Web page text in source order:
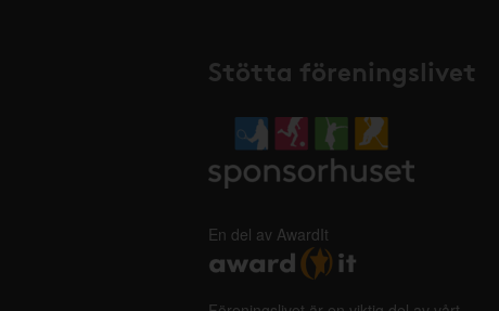
Stötta föreningslivet
En del av AwardIt